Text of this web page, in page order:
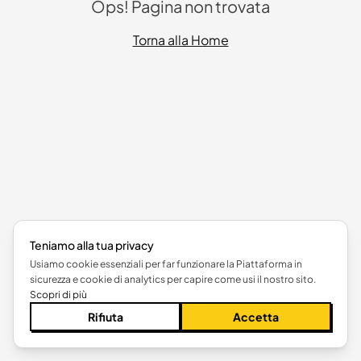
Ops! Pagina non trovata
Torna alla Home
Teniamo alla tua privacy
Usiamo cookie essenziali per far funzionare la Piattaforma in
sicurezza e cookie di analytics per capire come usi il nostro sito.
Scopri di più
Rifiuta Accetta